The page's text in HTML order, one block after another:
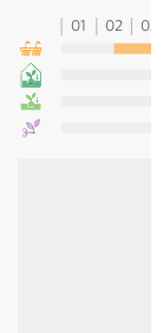
01 02 03